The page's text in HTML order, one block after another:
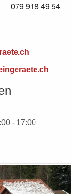
079 918 49 54
- 17:00